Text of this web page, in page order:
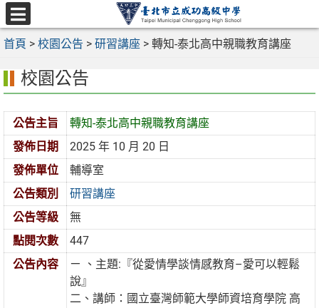
跳
至
主
容
區
選
單
首頁 > 校園公告 > 研習講座 > 轉知-泰北高中親職教育講座
校園公告
公告主旨
轉知-泰北高中親職教育講座
發佈日期
2025 年 10 月 20 日
發佈單位
輔導室
公告類別
研習講座
公告等級
無
點閱次數
447
公告內容
ㄧ 、主題:『從愛情學談情感教育–愛可以輕鬆
說』
二、講師：國立臺灣師範大學師資培育學院 高